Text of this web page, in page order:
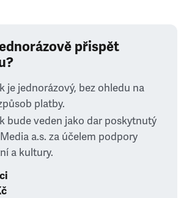
přispět
je jednorázový, bez ohledu na
platby.
bude veden jako dar poskytnutý
a.s. za účelem podpory
a kultury.